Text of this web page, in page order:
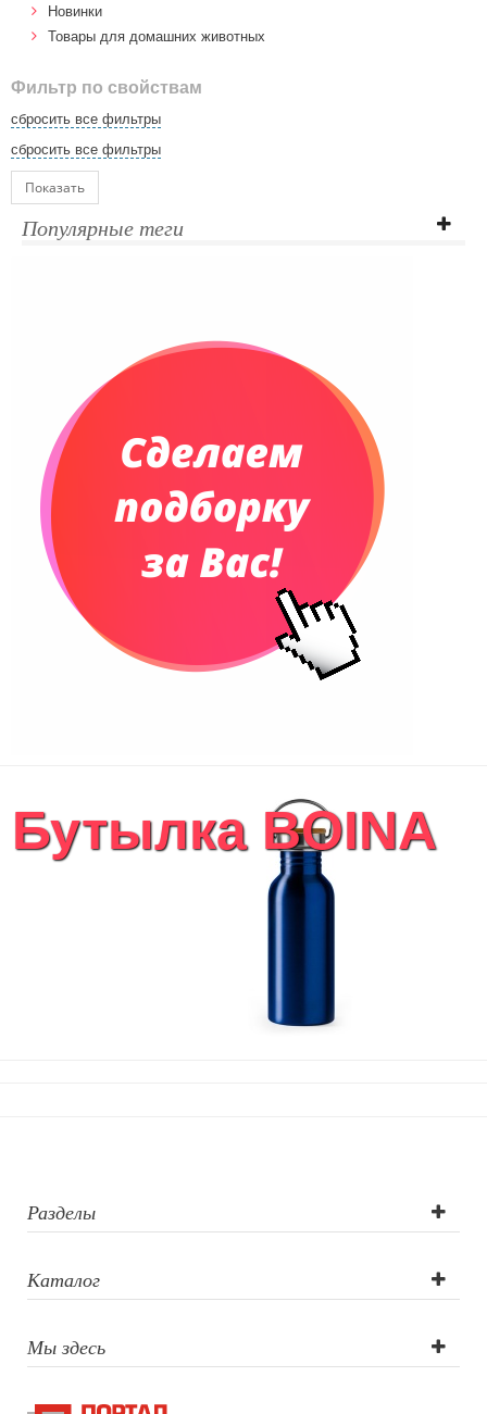
Новинки
Товары для домашних животных
Фильтр по свойствам
сбросить все фильтры
сбросить все фильтры
Показать
Популярные теги
Бутылка BOINA
Разделы
Каталог
Мы здесь